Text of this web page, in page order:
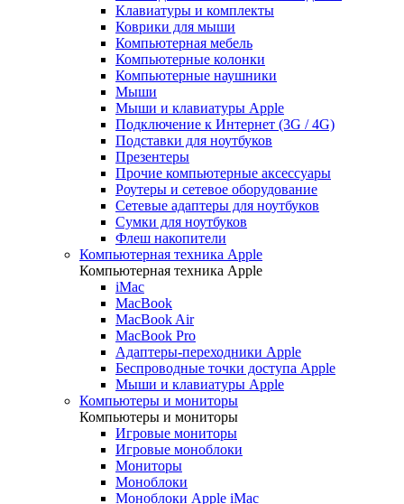
Клавиатуры и комплекты
Коврики для мыши
Компьютерная мебель
Компьютерные колонки
Компьютерные наушники
Мыши
Мыши и клавиатуры Apple
Подключение к Интернет (3G / 4G)
Подставки для ноутбуков
Презентеры
Прочие компьютерные аксессуары
Роутеры и сетевое оборудование
Сетевые адаптеры для ноутбуков
Сумки для ноутбуков
Флеш накопители
Компьютерная техника Apple
Компьютерная техника Apple
iMac
MacBook
MacBook Air
MacBook Pro
Адаптеры-переходники Apple
Беспроводные точки доступа Apple
Мыши и клавиатуры Apple
Компьютеры и мониторы
Компьютеры и мониторы
Игровые мониторы
Игровые моноблоки
Мониторы
Моноблоки
Моноблоки Apple iMac